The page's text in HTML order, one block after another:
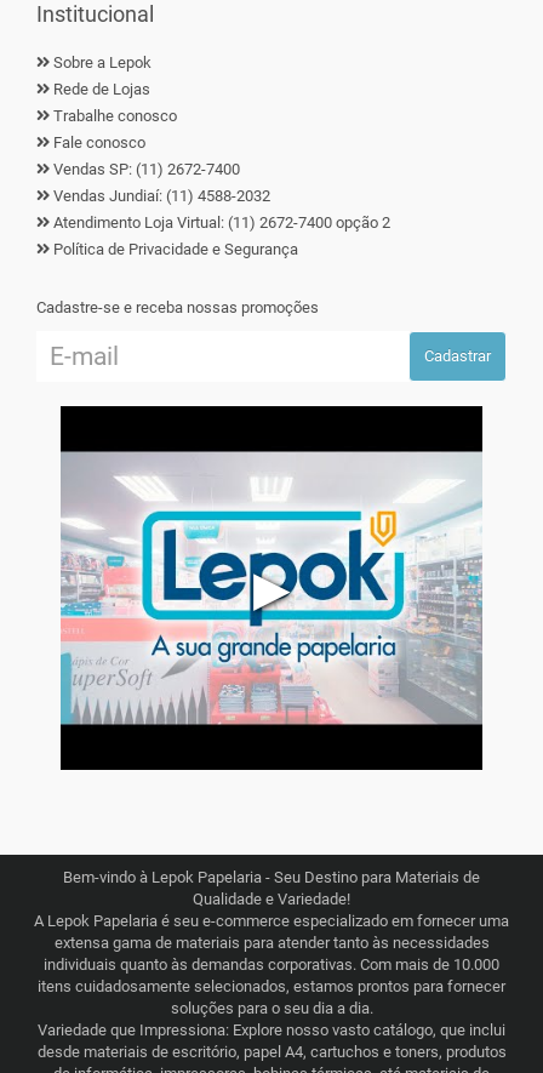
Institucional
Sobre a Lepok
Rede de Lojas
Trabalhe conosco
Fale conosco
Vendas SP: (11) 2672-7400
Vendas Jundiaí: (11) 4588-2032
Atendimento Loja Virtual: (11) 2672-7400 opção 2
Política de Privacidade e Segurança
Cadastre-se e receba nossas promoções
Cadastrar
▶
Bem-vindo à Lepok Papelaria - Seu Destino para Materiais de
Qualidade e Variedade!
A Lepok Papelaria é seu e-commerce especializado em fornecer uma
extensa gama de materiais para atender tanto às necessidades
individuais quanto às demandas corporativas. Com mais de 10.000
itens cuidadosamente selecionados, estamos prontos para fornecer
soluções para o seu dia a dia.
Variedade que Impressiona: Explore nosso vasto catálogo, que inclui
desde materiais de escritório, papel A4, cartuchos e toners, produtos